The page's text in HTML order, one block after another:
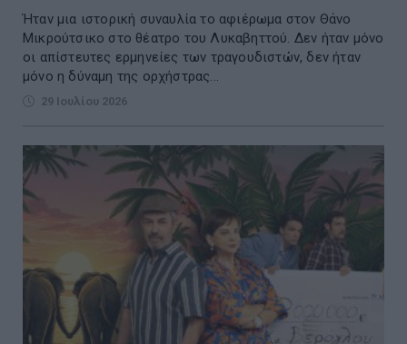
Ήταν μια ιστορική συναυλία το αφιέρωμα στον Θάνο
Μικρούτσικο στο θέατρο του Λυκαβηττού. Δεν ήταν μόνο
οι απίστευτες ερμηνείες των τραγουδιστών, δεν ήταν
μόνο η δύναμη της ορχήστρας...
29 Ιουλίου 2026